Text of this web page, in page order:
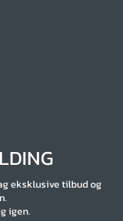
eksklusive tilbud og
igen.